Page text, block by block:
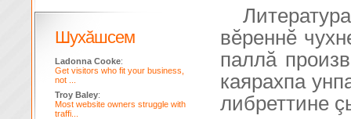
вĕреннĕ
паллă
каярахпа
либреттине
Шухăшсем
Ladonna Cooke:
Get visitors who fit your business,
not ...
Troy Baley:
Most website owners struggle with
traffi...